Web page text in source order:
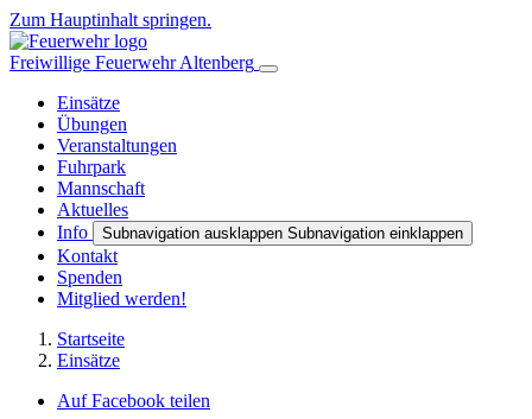
Zum Hauptinhalt springen.
Freiwillige Feuerwehr Altenberg
Einsätze
Übungen
Veranstaltungen
Fuhrpark
Mannschaft
Aktuelles
Info
Subnavigation ausklappen Subnavigation einklappen
Kontakt
Spenden
Mitglied werden!
Startseite
Einsätze
Auf Facebook teilen